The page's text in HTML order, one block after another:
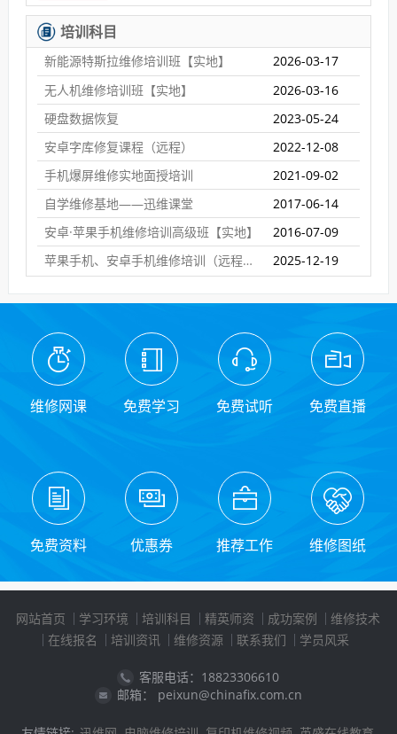
培训科目
新能源特斯拉维修培训班【实地】
2026-03-17
无人机维修培训班【实地】
2026-03-16
硬盘数据恢复
2023-05-24
安卓字库修复课程（远程）
2022-12-08
手机爆屏维修实地面授培训
2021-09-02
自学维修基地——迅维课堂
2017-06-14
安卓·苹果手机维修培训高级班【实地】
2016-07-09
苹果手机、安卓手机维修培训（远程网络班）
2025-12-19
维修网课 免费学习 免费试听 免费直播
免费资料 优惠券 推荐工作 维修图纸
网站首页 学习环境 培训科目 精英师资 成功案例
维修技术
在线报名
培训资讯 维修资源 联系我们 学员风采
客服电话：18823306610
邮箱： peixun@chinafix.com.cn